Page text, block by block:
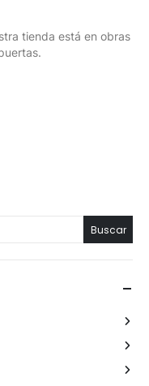
tienda está en obras
Buscar